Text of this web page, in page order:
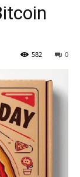
0
582